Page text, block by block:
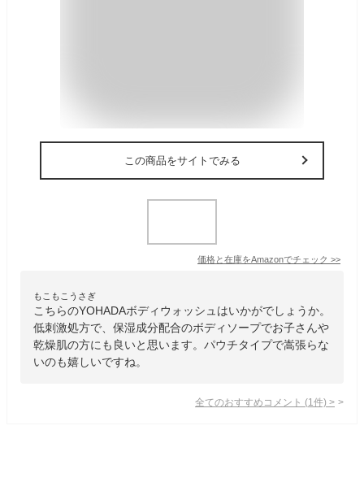
この商品をサイトでみる
価格と在庫をAmazonでチェック >>
もこもこうさぎ
こちらのYOHADAボディウォッシュはいかがでしょうか。
低刺激処方で、保湿成分配合のボディソープでお子さんや
乾燥肌の方にも良いと思います。パウチタイプで嵩張らな
いのも嬉しいですね。
全てのおすすめコメント (1 件) >